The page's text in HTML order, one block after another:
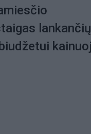
lankančių